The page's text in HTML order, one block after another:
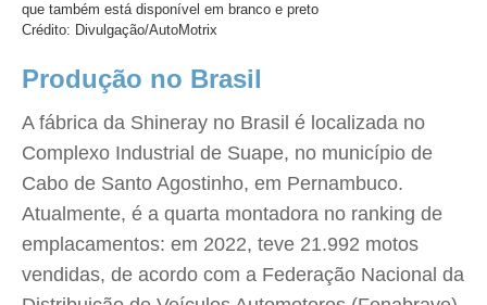
que também está disponível em branco e preto
Crédito: Divulgação/AutoMotrix
Produção no Brasil
A fábrica da Shineray no Brasil é localizada no
Complexo Industrial de Suape, no município de
Cabo de Santo Agostinho, em Pernambuco.
Atualmente, é a quarta montadora no ranking de
emplacamentos: em 2022, teve 21.992 motos
vendidas, de acordo com a Federação Nacional da